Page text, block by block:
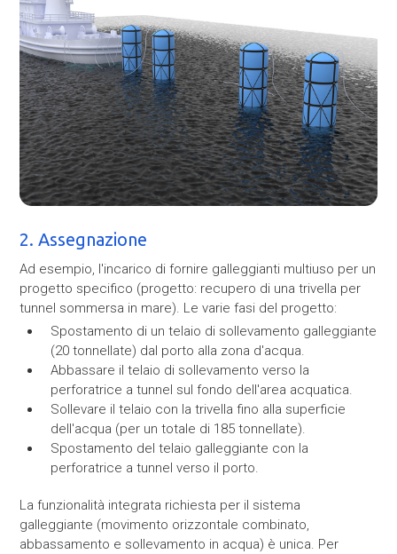
2. Assegnazione
Ad esempio, l'incarico di fornire galleggianti multiuso per un
progetto specifico (progetto: recupero di una trivella per
tunnel sommersa in mare). Le varie fasi del progetto:
Spostamento di un telaio di sollevamento galleggiante
(20 tonnellate) dal porto alla zona d'acqua.
Abbassare il telaio di sollevamento verso la
perforatrice a tunnel sul fondo dell'area acquatica.
Sollevare il telaio con la trivella fino alla superficie
dell'acqua (per un totale di 185 tonnellate).
Spostamento del telaio galleggiante con la
perforatrice a tunnel verso il porto.
La funzionalità integrata richiesta per il sistema
galleggiante (movimento orizzontale combinato,
abbassamento e sollevamento in acqua) è unica. Per